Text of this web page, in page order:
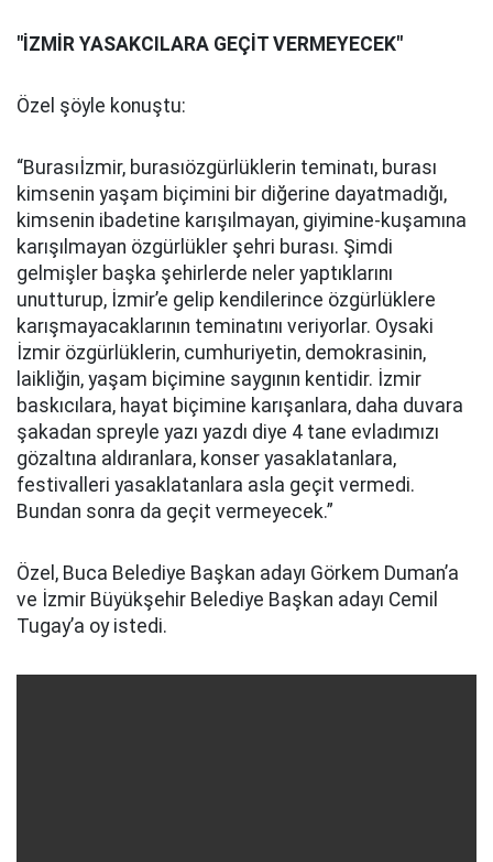
"İZMİR YASAKCILARA GEÇİT VERMEYECEK"
Özel şöyle konuştu:
“Burasıİzmir, burasıözgürlüklerin teminatı, burası
kimsenin yaşam biçimini bir diğerine dayatmadığı,
kimsenin ibadetine karışılmayan, giyimine-kuşamına
karışılmayan özgürlükler şehri burası. Şimdi
gelmişler başka şehirlerde neler yaptıklarını
unutturup, İzmir’e gelip kendilerince özgürlüklere
karışmayacaklarının teminatını veriyorlar. Oysaki
İzmir özgürlüklerin, cumhuriyetin, demokrasinin,
laikliğin, yaşam biçimine saygının kentidir. İzmir
baskıcılara, hayat biçimine karışanlara, daha duvara
şakadan spreyle yazı yazdı diye 4 tane evladımızı
gözaltına aldıranlara, konser yasaklatanlara,
festivalleri yasaklatanlara asla geçit vermedi.
Bundan sonra da geçit vermeyecek.”
Özel, Buca Belediye Başkan adayı Görkem Duman’a
ve İzmir Büyükşehir Belediye Başkan adayı Cemil
Tugay’a oy istedi.